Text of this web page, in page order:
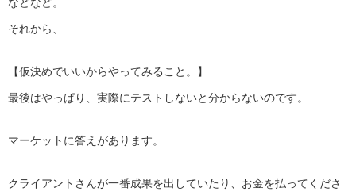
それから、
【仮決めでいいからやってみること。】
最後はやっぱり、実際にテストしないと分からないのです。
マーケットに答えがあります。
クライアントさんが一番成果を出していたり、お金を払ってくださ